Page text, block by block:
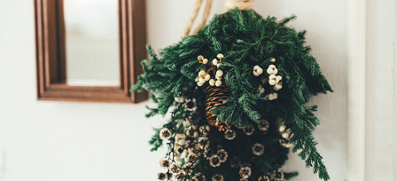
2026年7月号「鎌倉 ローカルが 教えてくれた 本当の歩き方。」
2026年6月号「大銀座 トレンドが生まれる 新しい一流店へ。」
2026年5月号「“大好き”に出会いに。韓国」
2026年4月号「未来をつくる、学びの教科書。」
MAGAZINE MOOK
FOLLOW US!